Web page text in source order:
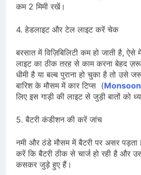
कम 2 मिमी रखें।
4. हेडलाइट और टेल लाइट करें चेक
बरसात में विज़िबिलिटी कम हो जाती है,
लाइट का ठीक तरह से काम करना बेहद
धीमी है या बल्ब पुराना हो चुका है तो उसे
बारिश के मौसम में कार टिप्स (
लिए इस गाड़ी की लाइट से जुड़ी बातों को
5. बैटरी कंडीशन की करें जांच
नमी और ठंडे मौसम में बैटरी पर असर
करें कि बैटरी ठीक से चार्ज हो रही है और
कसकर जुड़े हुए हैं।